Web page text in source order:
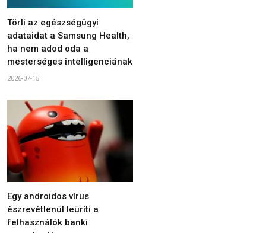
Törli az egészségügyi
adataidat a Samsung Health,
ha nem adod oda a
mesterséges intelligenciának
2026-07-15
Egy androidos vírus
észrevétlenül leüríti a
felhasználók banki